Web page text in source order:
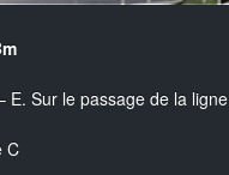
Sur le passage de la
C